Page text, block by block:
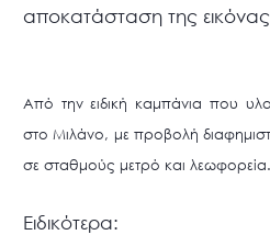
αποκατάσταση της
Από την ειδική καμπάνια που
στο Μιλάνο, με προβολή
σε σταθμούς μετρό και λεωφορεία.
Ειδικότερα: